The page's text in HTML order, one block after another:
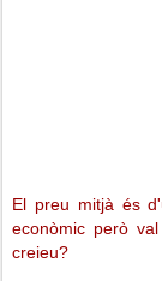
El preu mitjà és
econòmic però
creieu?